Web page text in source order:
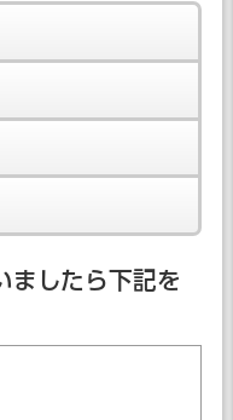
ましたら下記を